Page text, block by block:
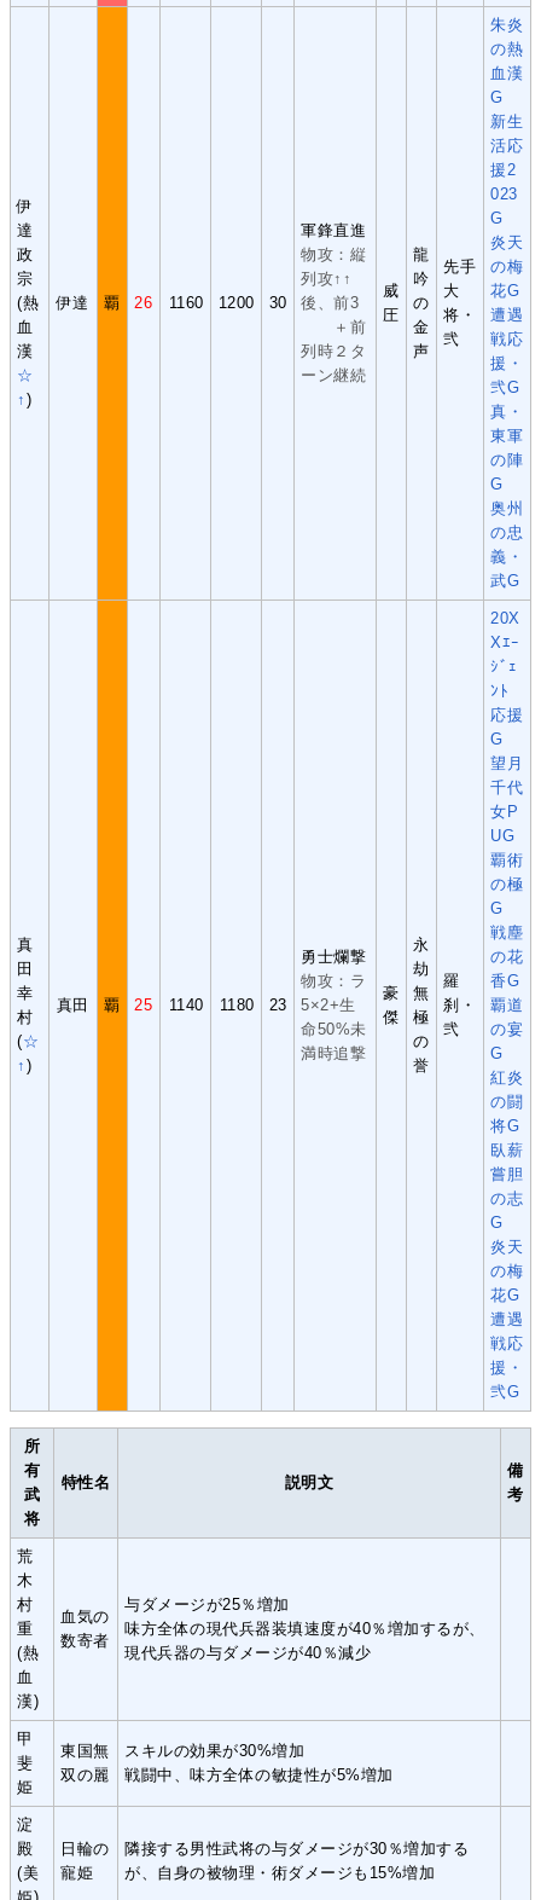
伊
達
政
宗
(熱
血
漢
☆
↑ )
伊達 覇 26 1160 1200 30
軍鋒直進
物攻：縦
列攻↑↑
後、前3
＋前
列時２タ
ーン継続
威
圧
龍
吟
の
金
声
先手
大
将・
弐
朱炎
の熱
血漢
G
新生
活応
援2
023
G
炎天
の梅
花G
遭遇
戦応
援・
弐G
真・
東軍
の陣
G
奥州
の忠
義・
武G
真
田
幸
村
(☆
↑ )
真田 覇 25 1140 1180 23
勇士爛撃
物攻：ラ
5×2+生
命50%未
満時追撃
豪
傑
永
劫
無
極
の
誉
羅
刹・
弐
20X
Xｴｰ
ｼﾞｪ
ﾝﾄ
応援
G
望月
千代
女P
UG
覇術
の極
G
戦塵
の花
香G
覇道
の宴
G
紅炎
の闘
将G
臥薪
嘗胆
の志
G
炎天
の梅
花G
遭遇
戦応
援・
弐G
所
有
武
将
特性名 説明文
備
考
荒
木
村
重
(熱
血
漢)
血気の
数寄者
与ダメージが25％増加
味方全体の現代兵器装填速度が40％増加するが、
現代兵器の与ダメージが40％減少
甲
斐
姫
東国無
双の麗
スキルの効果が30%増加
戦闘中、味方全体の敏捷性が5%増加
淀
殿
(美
日輪の
寵姫
隣接する男性武将の与ダメージが30％増加する
が、自身の被物理・術ダメージも15%増加